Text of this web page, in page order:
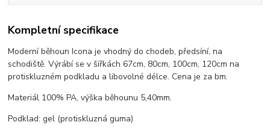
Kompletní specifikace
Moderní běhoun Icona je vhodný do chodeb, předsíní, na
schodiště. Výrábí se v šířkách 67cm, 80cm, 100cm, 120cm na
protiskluzném podkladu a libovolné délce. Cena je za bm.
Materiál 100% PA, výška běhounu 5,40mm.
Podklad: gel (protiskluzná guma)